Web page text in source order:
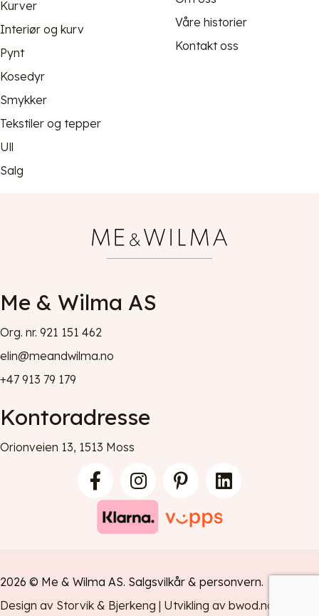
Me & Wilma AS
Org. nr. 921 151 462
elin@meandwilma.no
+47 913 79 179
Kontoradresse
Orionveien 13, 1513 Moss
Våre historier
Kontakt oss
Kurver
Interiør og kurv
Pynt
Kosedyr
Smykker
Tekstiler og tepper
Ull
Salg
2026 © Me & Wilma AS. Salgsvilkår & personvern.
Design av Storvik & Bjerkeng | Utvikling av bwod.no